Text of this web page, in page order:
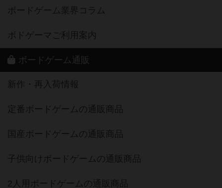
ボードゲーム業界コラム
ボドゲーマご利用案内
ボードゲーム通販
新作・再入荷情報
定番ボードゲームの通販商品
国産ボードゲームの通販商品
子供向けボードゲームの通販商品
2人用ボードゲームの通販商品